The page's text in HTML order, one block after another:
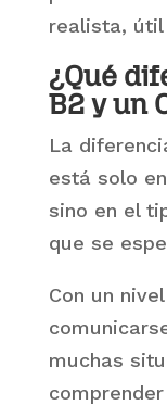
realista,
¿Qué
B2 y un
La
está solo
sino en el
que se
Con un nivel
muchas